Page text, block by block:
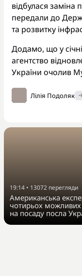
відбулася заміна
передали до
та розвитку
Додамо, що у
агентство
України очолив
Лілія Подоляк
19:14 • 13072 перегляди
Американська
чотирьох можливих
на посаду посла